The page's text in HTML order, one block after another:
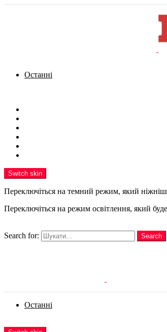
Останні
Switch skin
Переключіться на темний режим, який
Переключіться на режим освітлення, який
Search for:
Search
Останні